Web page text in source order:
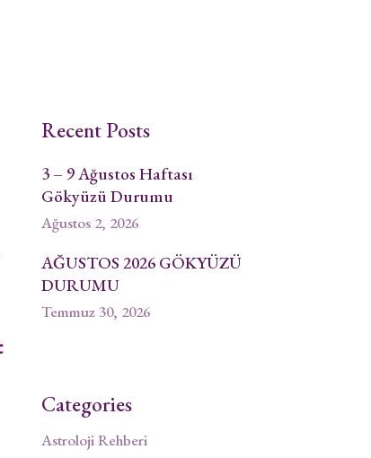
Recent Posts
3 – 9 Ağustos Haftası
Gökyüzü Durumu
Ağustos 2, 2026
AĞUSTOS 2026 GÖKYÜZÜ
DURUMU
Temmuz 30, 2026
Categories
Astroloji Rehberi